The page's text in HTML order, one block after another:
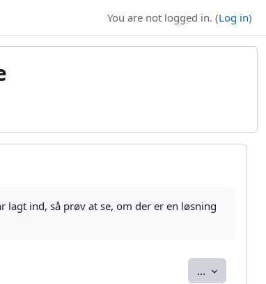
You are not logged in. (Log in)
ind, så prøv at se, om der er en løsning
... Export